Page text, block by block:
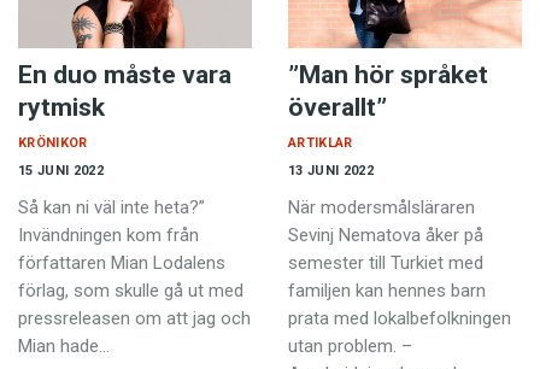
En duo måste vara
rytmisk
15 JUNI 2022
KRÖNIKOR
Så kan ni väl inte heta?”
Invändningen kom från
författaren Mian Lodalens
förlag, som skulle gå ut med
pressreleasen om att jag och
Mian hade…
”Man hör språket
överallt”
13 JUNI 2022
ARTIKLAR
När modersmålsläraren
Sevinj Nematova åker på
semester till Turkiet med
familjen kan hennes barn
prata med lokalbefolkningen
utan problem. –